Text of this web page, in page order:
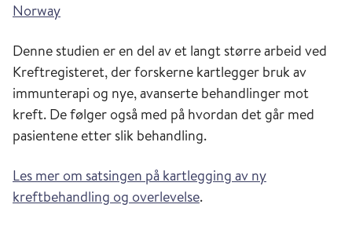
Norway
Denne studien er en del av et langt større arbeid ved
Kreftregisteret, der forskerne kartlegger bruk av
immunterapi og nye, avanserte behandlinger mot
kreft. De følger også med på hvordan det går med
pasientene etter slik behandling.
Les mer om satsingen på kartlegging av ny
kreftbehandling og overlevelse.